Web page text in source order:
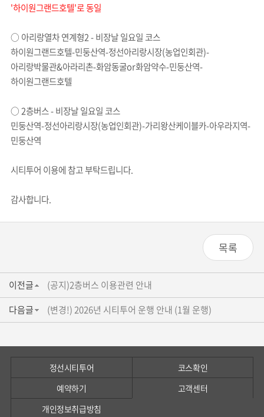
'하이원그랜드호텔'로 동일
○ 아리랑열차 연계형2 - 비장날 일요일 코스
하이원그랜드호텔-민둥산역-정선아리랑시장(농업인회관)-
아리랑박물관&아라리촌-화암동굴or화암약수-민둥산역-
하이원그랜드호텔
○ 2층버스 - 비장날 일요일 코스
민둥산역-정선아리랑시장(농업인회관)-가리왕산케이블카-아우라지역-
민둥산역
시티투어 이용에 참고 부탁드립니다.
감사합니다.
목록
이전글
(공지)2층버스 이용관련 안내
다음글
(변경!) 2026년 시티투어 운행 안내 (1월 운행)
정선시티투어
코스확인
예약하기
고객센터
개인정보취급방침